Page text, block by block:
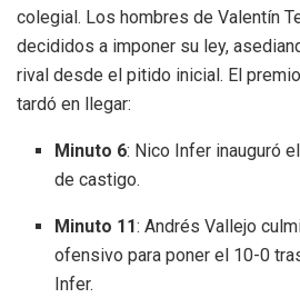
colegial. Los hombres de Valentín
decididos a imponer su ley,
rival desde el pitido inicial. El
tardó en llegar:
Minuto 6: Nico Infer inauguró
de castigo.
Minuto 11: Andrés Vallejo
ofensivo para poner el 10-0
Infer.